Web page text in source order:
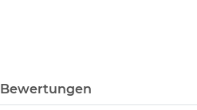
Bewertungen